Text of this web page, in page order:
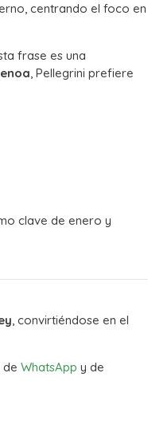
centrando el foco en
frase es una
, Pellegrini prefiere
clave de enero y
, convirtiéndose en el
de WhatsApp y de